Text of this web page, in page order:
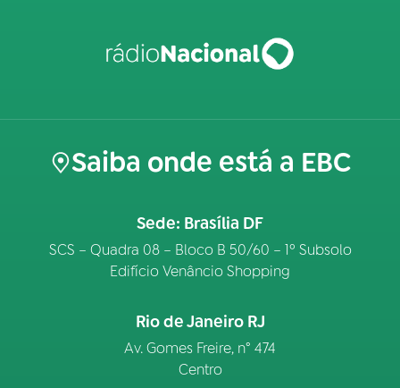
Saiba onde está a EBC
Sede: Brasília DF
SCS – Quadra 08 – Bloco B 50/60 – 1º Subsolo
Edifício Venâncio Shopping
Rio de Janeiro RJ
Av. Gomes Freire, n° 474
Centro